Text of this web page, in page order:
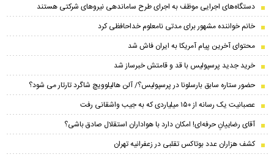
دستگاه‌های اجرایی موظف به اجرای طرح ساماندهی نیروهای شرکتی هستند
خانم خواننده مشهور برای مدتی نامعلوم خداحافظی کرد
محتوای آخرین پیام آمریکا به ایران فاش شد
خرید جدید پرسپولیس با قد و قامتش خبرساز شد
حضور ستاره سابق بارسلونا در پرسپولیس؟/ آلن هالیلوویچ شاگرد تارتار می شود؟
عصبانیت یک رسانه از ۱۵۰ میلیاردی که به جیب واشقانی رفت
آقای رضاییانِ حرفه‌ای! امکان دارد با هواداران استقلال صادق باشی؟
کشف هزاران عدد بوتاکس تقلبی در زعفرانیه تهران